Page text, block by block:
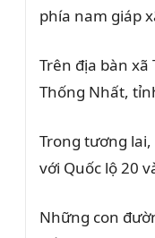
phía nam giáp
Trên địa bàn xã
Thống Nhất,
Trong tương
với Quốc lộ 20
Những con